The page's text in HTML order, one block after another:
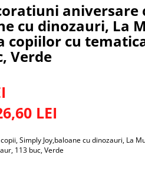
aniversare
cu dinozauri, La
copiilor cu
Verde
LEI
Simply Joy,baloane cu dinozauri, La
113 buc, Verde